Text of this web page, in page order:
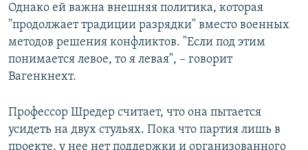
Однако ей важна внешняя политика, которая
"продолжает традиции разрядки" вместо военных
методов решения конфликтов. "Если под этим
понимается левое, то я левая", – говорит
Вагенкнехт.
Профессор Шредер считает, что она пытается
усидеть на двух стульях. Пока что партия лишь в
проекте, у нее нет поддержки и организованного